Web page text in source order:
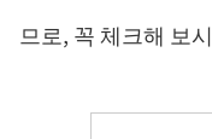
므로, 꼭 체크해 보